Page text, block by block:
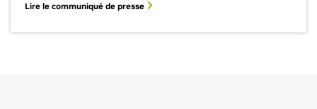
Lire le communiqué de presse